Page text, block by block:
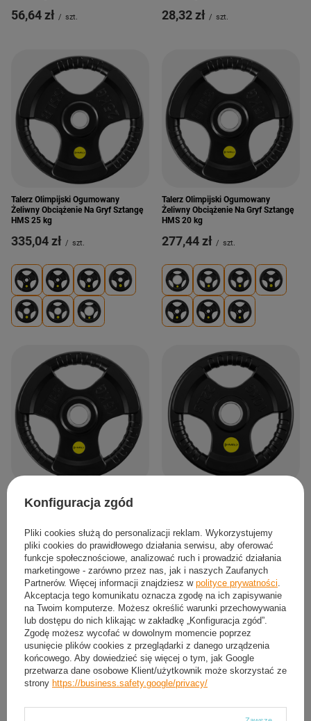
56,64 zł / szt. 28,32 zł / szt.
Talerz Olimpijski Ogumowany
Żeliwny Obciążenie Na Gryf Sztangę
HMS 25 kg
335,04 zł / szt.
Talerz Olimpijski Ogumowany
Żeliwny Obciążenie Na Gryf Sztangę
HMS 20 kg
277,44 zł / szt.
Żeliwny Obciążenie Na Gryf Sztangę
210,24 zł / szt. 143,04 zł / szt.
Konfiguracja zgód
Pliki cookies służą do personalizacji reklam. Wykorzystujemy
pliki cookies do prawidłowego działania serwisu, aby oferować
funkcje społecznościowe, analizować ruch i prowadzić działania
marketingowe - zarówno przez nas, jak i naszych Zaufanych
Partnerów. Więcej informacji znajdziesz w polityce prywatności
Akceptacja tego komunikatu oznacza zgodę na ich zapisywanie
na Twoim komputerze. Możesz określić warunki przechowywania
lub dostępu do nich klikając w zakładkę „Konfiguracja zgód”.
Zgodę możesz wycofać w dowolnym momencie poprzez
usunięcie plików cookies z przeglądarki z danego urządzenia
końcowego. Aby dowiedzieć się więcej o tym, jak Google
przetwarza dane osobowe Klient/użytkownik może skorzystać ze
strony https://business.safety.google/privacy/